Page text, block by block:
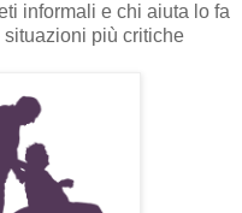
informali e chi aiuta lo fa
più critiche